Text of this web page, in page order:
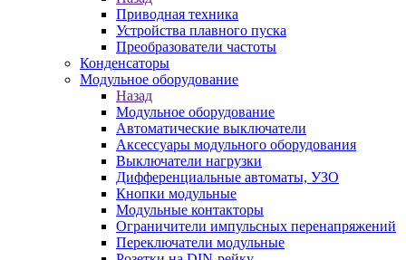
Приводная техника
Устройства плавного пуска
Преобразователи частоты
Конденсаторы
Модульное оборудование
Назад
Модульное оборудование
Автоматические выключатели
Аксессуары модульного оборудования
Выключатели нагрузки
Дифференциальные автоматы, УЗО
Кнопки модульные
Модульные контакторы
Ограничители импульсных перенапряжений
Переключатели модульные